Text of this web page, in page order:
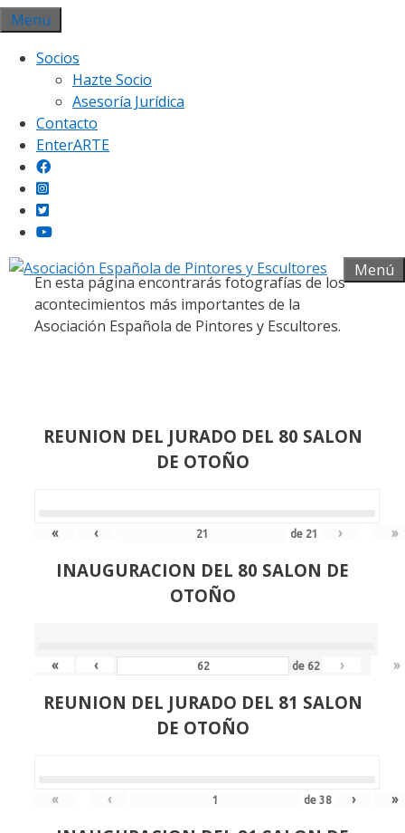
Saltar
al
contenido
Menu
Socios
Hazte Socio
Asesoría Jurídica
Contacto
EnterARTE
Menú
Galería fotográfica
En esta página encontrarás fotografías de los
acontecimientos más importantes de la
Asociación Española de Pintores y Escultores.
REUNION DEL JURADO DEL 80 SALON
DE OTOÑO
« ‹ de 21 › »
INAUGURACION DEL 80 SALON DE
OTOÑO
« ‹ de 62 › »
REUNION DEL JURADO DEL 81 SALON
DE OTOÑO
« ‹ de38 › »